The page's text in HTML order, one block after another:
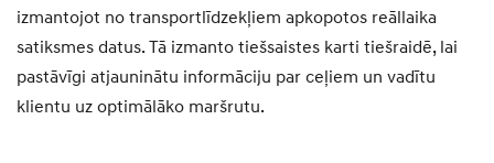
izmantojot no transportlīdzekļiem apkopotos reāllaika
satiksmes datus. Tā izmanto tiešsaistes karti tiešraidē, lai
pastāvīgi atjauninātu informāciju par ceļiem un vadītu
klientu uz optimālāko maršrutu.